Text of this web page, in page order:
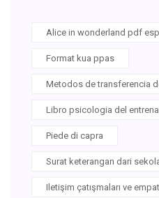
Alice in wonderland pdf
Format kua ppas
Metodos de transferencia
Libro psicologia del
Piede di capra
Surat keterangan dari
Iletişim çatışmaları ve